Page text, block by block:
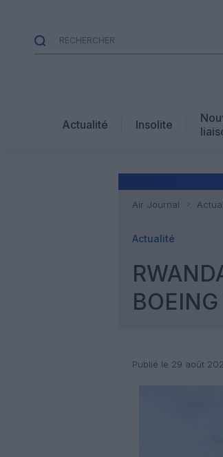
Actualité Insolite
Air Journal
Actualité
Publié le 29 août